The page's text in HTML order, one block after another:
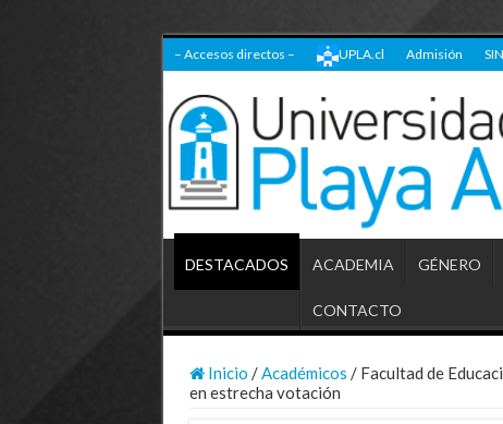
– Accesos directos – UPLA.cl Admisión
DESTACADOS ACADEMIA GÉNERO
CONTACTO
Inicio / Académicos / Facultad de
en estrecha votación